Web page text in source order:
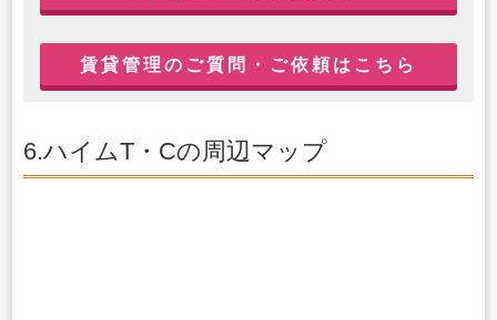
賃貸管理のご質問・ご依頼はこちら
6.ハイムT・Cの周辺マップ